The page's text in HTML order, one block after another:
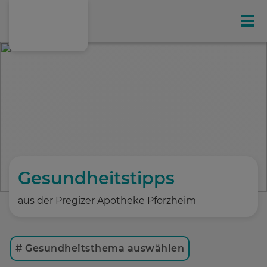
Ihr exklusives Kunden-Magazin
Hausspezialitäten
Gesundheitstipps(198)
Gesundheitstipps
aus der Pregizer Apotheke Pforzheim
# Gesundheitsthema auswählen